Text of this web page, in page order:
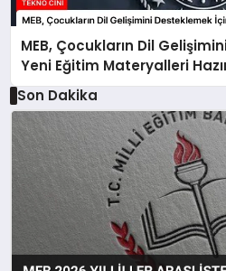
MEB, Çocukların Dil
Yeni Eğitim Materyalleri
Son Dakika